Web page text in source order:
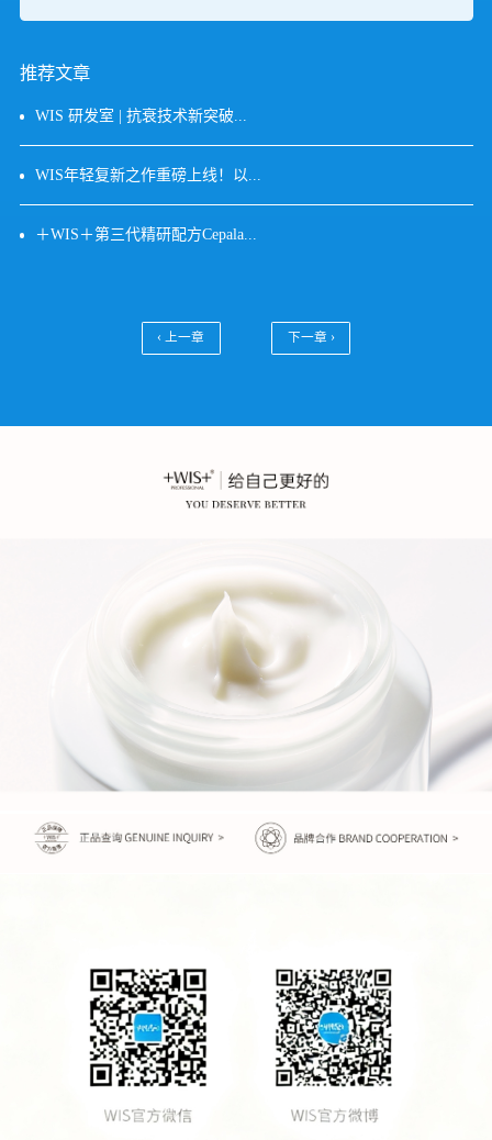
推荐文章
WIS 研发室 | 抗衰技术新突破...
WIS年轻复新之作重磅上线！以...
＋WIS＋第三代精研配方Cepala...
‹ 上一章 下一章 ›